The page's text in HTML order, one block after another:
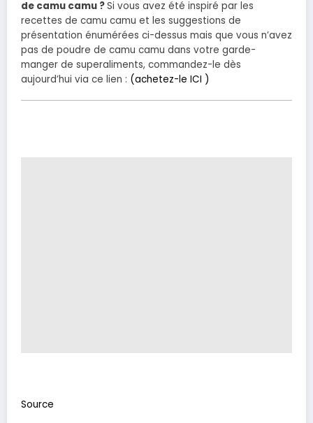
de camu camu ?Si vous avez été inspiré par les
recettes de camu camu et les suggestions de
présentation énumérées ci-dessus mais que vous n’avez
pas de poudre de camu camu dans votre garde-
manger de superaliments, commandez-le dès
aujourd’hui via ce lien : (achetez-le ICI )
Source